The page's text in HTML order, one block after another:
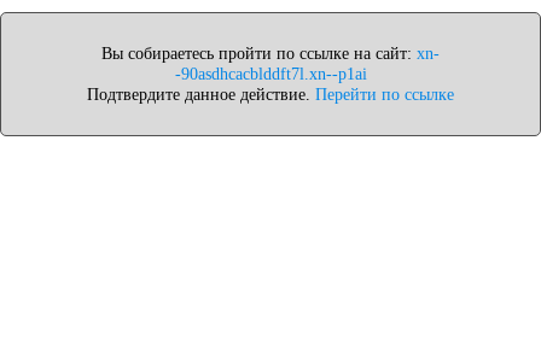
Вы собираетесь пройти по ссылке на сайт: xn-
-90asdhcacblddft7l.xn--p1ai
Подтвердите данное действие. Перейти по ссылке